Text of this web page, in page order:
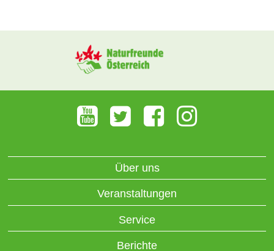
Über uns
Veranstaltungen
Service
Berichte